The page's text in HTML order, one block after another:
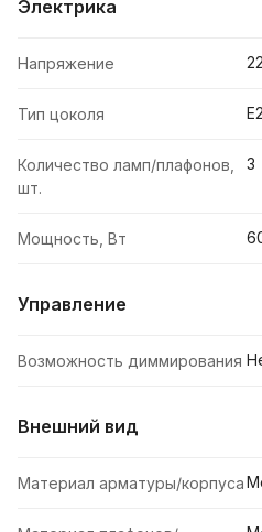
Электрика
Напряжение
Тип цоколя
Количество ламп/плафонов,
шт.
3
Мощность, Вт
Управление
Возможность диммирования
Внешний вид
Материал арматуры/корпуса